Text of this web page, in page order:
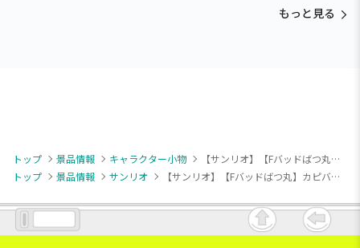
もっと見る
トップ 景品情報 キャラクター小物
【サンリオ】【Fバッドばつ丸】カピバラさん×サンリオキャラクターズ ぬいぐるみマスコットvol.1
トップ
景品情報 サンリオ 【サンリオ】【Fバッドばつ丸】カピバラさん×サンリオキャラクターズ ぬいぐるみマスコットvol.1